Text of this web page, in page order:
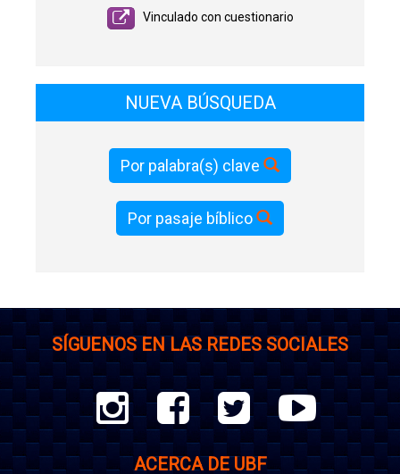
Vinculado con cuestionario
NUEVA BÚSQUEDA
Por palabra(s) clave
Por pasaje bíblico
SÍGUENOS EN LAS REDES SOCIALES
ACERCA DE UBF